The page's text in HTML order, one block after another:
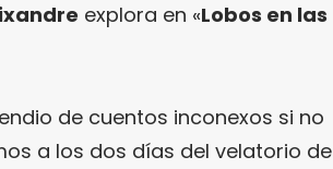
explora en «Lobos en las
de cuentos inconexos si no
a los dos días del velatorio de